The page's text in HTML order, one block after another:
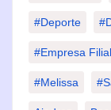
#Deporte
#Empresa
#Melissa